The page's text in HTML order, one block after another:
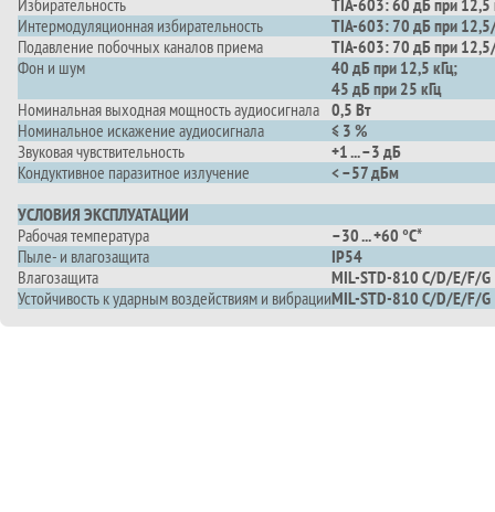
Избирательность
TIA-603: 60 дБ при 12,5
Интермодуляционная избирательность
TIA-603: 70 дБ при
Подавление побочных каналов приема
TIA-603: 70 дБ при
Фон и шум
40 дБ при 12,5 кГц;
45 дБ при 25 кГц
Номинальная выходная мощность аудиосигнала 0,5 Вт
Номинальное искажение аудиосигнала
≤ 3 %
Звуковая чувствительность
+1 ... –3 дБ
Кондуктивное паразитное излучение
< –57 дБм
УСЛОВИЯ ЭКСПЛУАТАЦИИ
Рабочая температура
–30 ... +60 °C*
Пыле- и влагозащита
IP54
Влагозащита
MIL-STD-810 C/D/E/F/G
Устойчивость к ударным воздействиям и вибрацииMIL-STD-810 C/D/E/F/G